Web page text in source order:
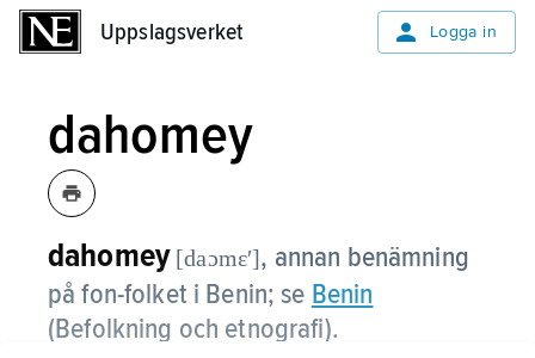
Uppslagsverket Logga in
dahomey
dahomey [daɔmɛʹ], annan benämning
på fon-folket i Benin; se Benin
(Befolkning och etnografi).